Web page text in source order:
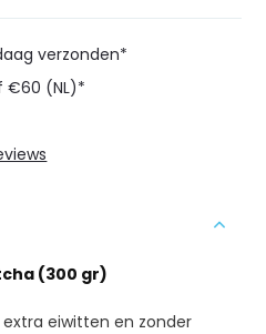
verzonden*
€60 (NL)*
(300 gr)
eiwitten en zonder